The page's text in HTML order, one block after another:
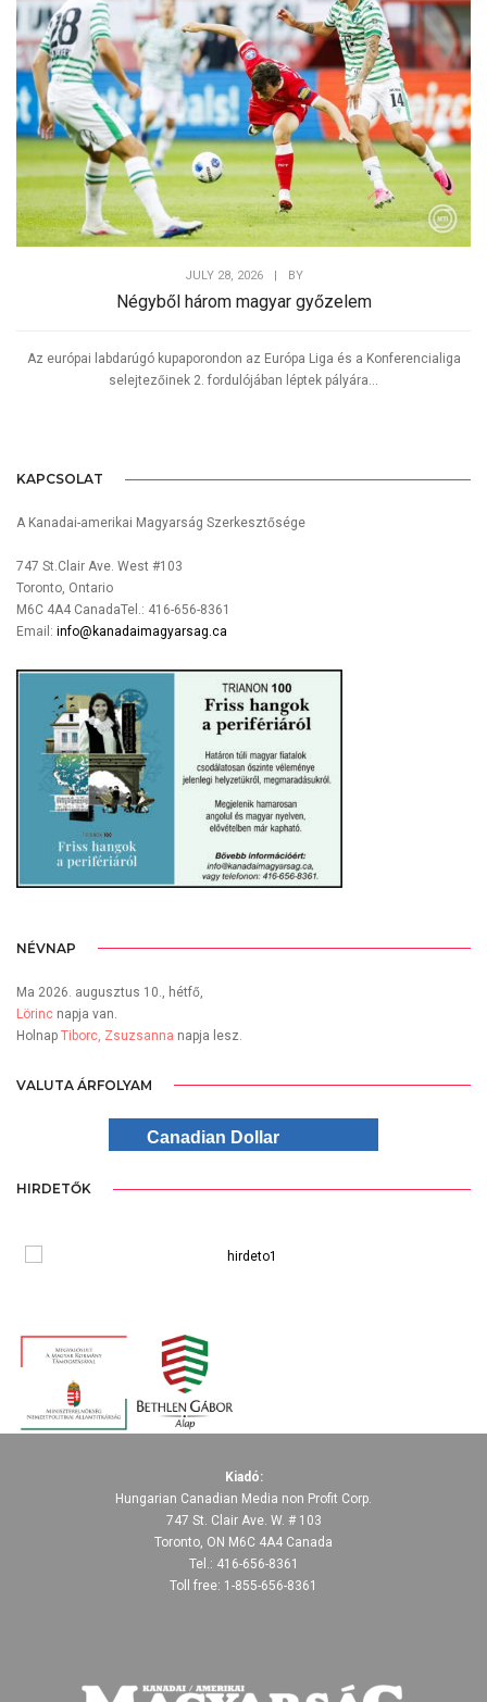
JULY 28, 2026 BY
Négyből három magyar győzelem
Az európai labdarúgó kupaporondon az Európa Liga és a Konferencialiga
selejtezőinek 2. fordulójában léptek pályára...
KAPCSOLAT
A Kanadai-amerikai Magyarság Szerkesztősége
747 St.Clair Ave. West #103
Toronto, Ontario
M6C 4A4 CanadaTel.: 416-656-8361
Email: info@kanadaimagyarsag.ca
NÉVNAP
Ma 2026. augusztus 10., hétfő,
Lörinc napja van.
Holnap Tiborc, Zsuzsanna napja lesz.
VALUTA ÁRFOLYAM
Canadian Dollar
HIRDETŐK
Kiadó:
Hungarian Canadian Media non Profit Corp.
747 St. Clair Ave. W. # 103
Toronto, ON M6C 4A4 Canada
Tel.: 416-656-8361
Toll free: 1-855-656-8361